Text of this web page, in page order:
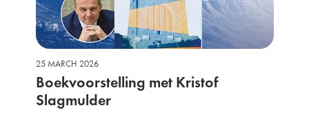
25 MARCH 2026
Boekvoorstelling met Kristof
Slagmulder